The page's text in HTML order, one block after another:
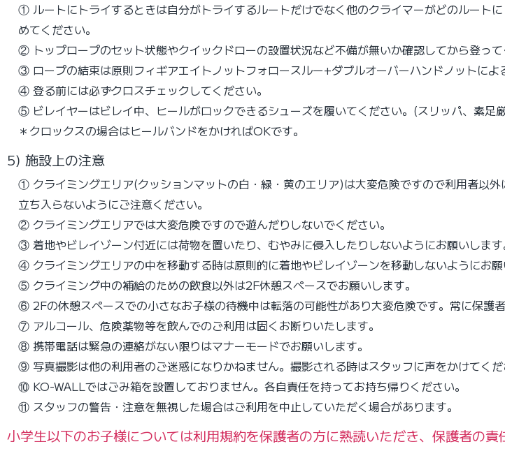
① ルートにトライするときは自分がトライするルートだけでなく他のクライマーがどのルート
めてください。
② トップロープのセット状態やクイックドローの設置状況など不備が無いか確認してから登って
③ ロープの結束は原則フィギアエイトノットフォロースルー+ダブルオーバーハンドノットによ
④ 登る前には必ずクロスチェックしてください。
⑤ ビレイヤーはビレイ中、ヒールがロックできるシューズを履いてください。(スリッパ、素足
＊クロックスの場合はヒールバンドをかければOKです。
5) 施設上の注意
① クライミングエリア(クッションマットの白・緑・黄のエリア)は大変危険ですので利用者以
立ち入らないようにご注意ください。
② クライミングエリアでは大変危険ですので遊んだりしないでください。
③ 着地やビレイゾーン付近には荷物を置いたり、むやみに侵入したりしないようにお願いします
④ クライミングエリアの中を移動する時は原則的に着地やビレイゾーンを移動しないようにお願
⑤ クライミング中の補給のための飲食以外は2F休憩スペースでお願いします。
⑥ 2Fの休憩スペースでの小さなお子様の待機中は転落の可能性があり大変危険です。常に保護者
⑦ アルコール、危険薬物等を飲んでのご利用は固くお断りいたします。
⑧ 携帯電話は緊急の連絡がない限りはマナーモードでお願いします。
⑨ 写真撮影は他の利用者のご迷惑になりかねません。撮影される時はスタッフに声をかけてくだ
⑩ KO-WALLではごみ箱を設置しておりません。各自責任を持ってお持ち帰りください。
⑪ スタッフの警告・注意を無視した場合はご利用を中止していただく場合があります。
小学生以下のお子様については利用規約を保護者の方に熟読いただき、保護者の